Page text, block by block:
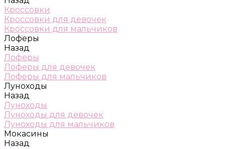
Кроссовки
Кроссовки для девочек
Кроссовки для мальчиков
Лоферы
Назад
Лоферы
Лоферы для девочек
Лоферы для мальчиков
Луноходы
Назад
Луноходы
Луноходы для девочек
Луноходы для мальчиков
Мокасины
Назад